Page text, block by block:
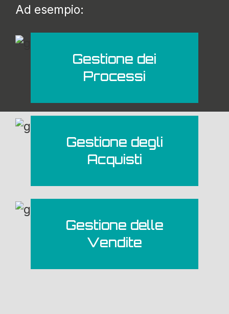
Ad esempio:
Gestione dei
Processi
Gestione degli
Acquisti
Gestione delle
Vendite